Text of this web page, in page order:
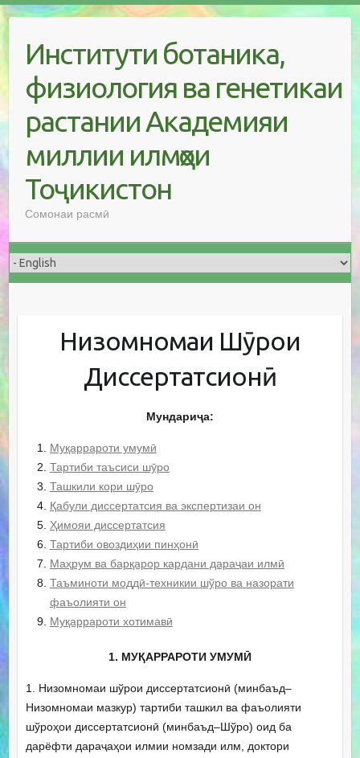
Skip
contentИнститути ботаника,
физиология ва генетикаи
растании Академияи
миллии илмҳои
Тоҷикистон
Сомонаи расмӣ
Низомномаи Шӯрои
Диссертатсионӣ
Мундариҷа:
Муқаррароти умумӣ
Тартиби таъсиси шӯро
Ташкили кори шӯро
Қабули диссертатсия ва экспертизаи он
Ҳимояи диссертатсия
Тартиби овоздиҳии пинҳонӣ
Маҳрум ва барқарор кардани дараҷаи илмӣ
Таъминоти моддӣ-техникии шўро ва назорати
фаъолияти он
Муқаррароти хотимавӣ
1. МУҚАРРАРОТИ УМУМӢ
1. Низомномаи шўрои диссертатсионӣ (минбаъд–
Низомномаи мазкур) тартиби ташкил ва фаъолияти
шўроҳои диссертатсионӣ (минбаъд–Шўро) оид ба
дарёфти дараҷаҳои илмии номзади илм, доктори